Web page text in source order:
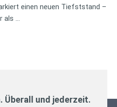
einen neuen Tiefststand –
als …
Überall und jederzeit.